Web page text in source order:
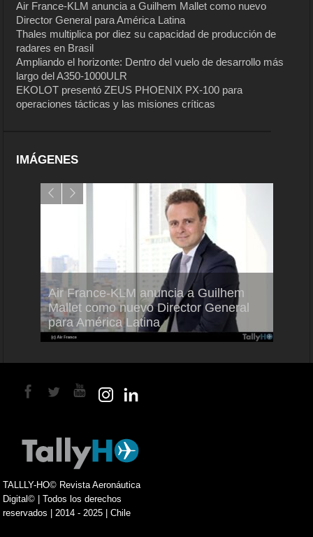
Air France-KLM anuncia a Guilhem Mallet como nuevo
Director General para América Latina
Thales multiplica por diez su capacidad de producción de
radares en Brasil
Ampliando el horizonte: Dentro del vuelo de desarrollo más
largo del A350-1000ULR
EKOLOT presentó ZEUS PHOENIX PX-100 para
operaciones tácticas y las misiones críticas
IMÁGENES
Air France-KLM anuncia a Guilhem
Mallet como nuevo Director General
para América Latina
TALLLY-HO© Revista Aeronáutica
Digital© | Todos los derechos
reservados | 2014 - 2025 | Chile